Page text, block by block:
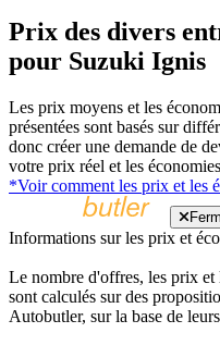
Prix ​​des divers
pour Suzuki Ignis
Les prix moyens et les
présentées sont basés sur
donc créer une demande de
votre prix réel et les
*Voir comment les prix et les
Informations sur les prix et
Le nombre d'offres, les prix et
sont calculés sur des
Autobutler, sur la base de